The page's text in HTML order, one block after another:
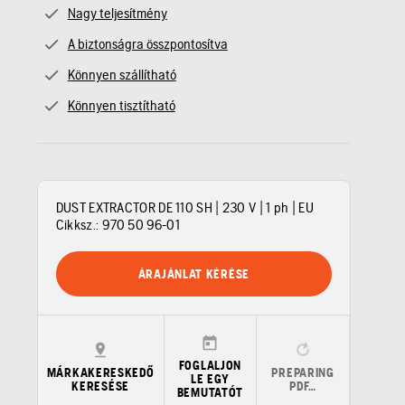
Nagy teljesítmény
A biztonságra összpontosítva
Könnyen szállítható
Könnyen tisztítható
DUST EXTRACTOR DE 110 SH | 230 V | 1 ph | EU
Cikksz.: 970 50 96‑01
ÁRAJÁNLAT KÉRÉSE
MÁRKAKERESKEDŐ
KERESÉSE
FOGLALJON
LE EGY
BEMUTATÓT
PREPARING
PDF…